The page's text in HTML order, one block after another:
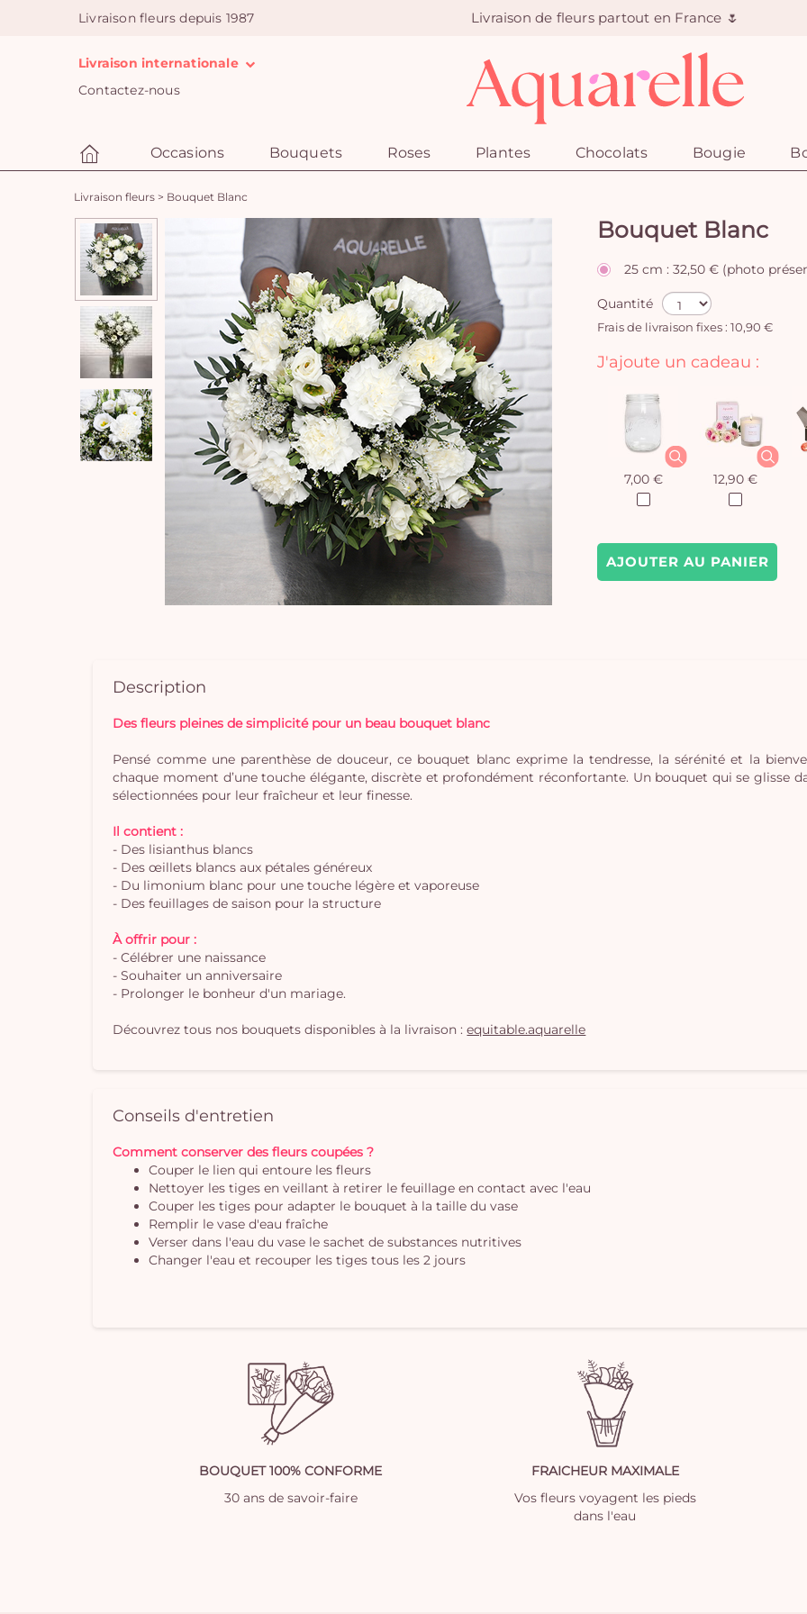
Livraison fleurs depuis 1987 Livraison de fleurs partout en France 🌷
Livraison internationale
Contactez-nous
Occasions Bouquets Roses Plantes Chocolats Bougie
Livraison fleurs > Bouquet Blanc
Bouquet Blanc
25 cm : 32,50 € (photo
Quantité
Frais de livraison fixes : 10,90 €
AJOUTER AU PANIER
J'ajoute un cadeau :
7,00 € 12,90 €
Description
Des fleurs pleines de simplicité pour un beau bouquet blanc
Pensé comme une parenthèse de douceur, ce bouquet blanc exprime la tendresse, la sérénité et la
chaque moment d’une touche élégante, discrète et profondément réconfortante. Un bouquet qui se glisse
sélectionnées pour leur fraîcheur et leur finesse.
Il contient :
- Des lisianthus blancs
- Des œillets blancs aux pétales généreux
- Du limonium blanc pour une touche légère et vaporeuse
- Des feuillages de saison pour la structure
À offrir pour :
- Célébrer une naissance
- Souhaiter un anniversaire
- Prolonger le bonheur d'un mariage.
Découvrez tous nos bouquets disponibles à la livraison :equitable.aquarelle
Conseils d'entretien
Comment conserver des fleurs coupées ?
Couper le lien qui entoure les fleurs
Nettoyer les tiges en veillant à retirer le feuillage en contact avec l'eau
Couper les tiges pour adapter le bouquet à la taille du vase
Remplir le vase d'eau fraîche
Verser dans l'eau du vase le sachet de substances nutritives
Changer l'eau et recouper les tiges tous les 2 jours
BOUQUET 100% CONFORME
30 ans de savoir-faire
FRAICHEUR MAXIMALE
Vos fleurs voyagent les pieds
dans l'eau